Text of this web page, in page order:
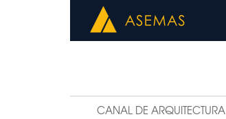
CANAL DE ARQUITECTURA